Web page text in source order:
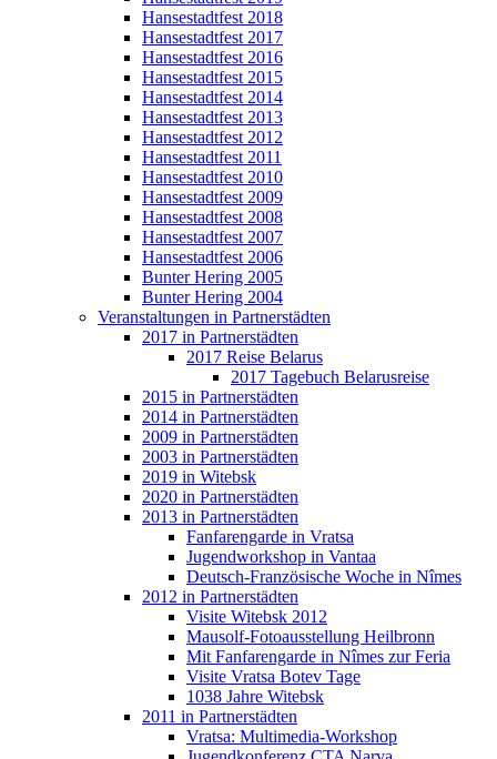
Hansestadtfest 2018
Hansestadtfest 2017
Hansestadtfest 2016
Hansestadtfest 2015
Hansestadtfest 2014
Hansestadtfest 2013
Hansestadtfest 2012
Hansestadtfest 2011
Hansestadtfest 2010
Hansestadtfest 2009
Hansestadtfest 2008
Hansestadtfest 2007
Hansestadtfest 2006
Bunter Hering 2005
Bunter Hering 2004
Veranstaltungen in Partnerstädten
2017 in Partnerstädten
2017 Reise Belarus
2017 Tagebuch Belarusreise
2015 in Partnerstädten
2014 in Partnerstädten
2009 in Partnerstädten
2003 in Partnerstädten
2019 in Witebsk
2020 in Partnerstädten
2013 in Partnerstädten
Fanfarengarde in Vratsa
Jugendworkshop in Vantaa
Deutsch-Französische Woche in Nîmes
2012 in Partnerstädten
Visite Witebsk 2012
Mausolf-Fotoausstellung Heilbronn
Mit Fanfarengarde in Nîmes zur Feria
Visite Vratsa Botev Tage
1038 Jahre Witebsk
2011 in Partnerstädten
Vratsa: Multimedia-Workshop